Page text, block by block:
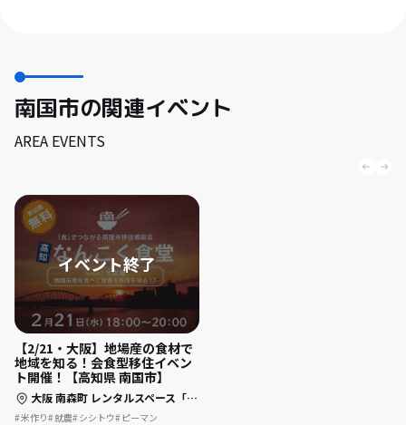
南国市の関連イベント
AREA EVENTS
【2/21・大阪】地場産の食材で
地域を知る！会食型移住イベン
ト開催！【高知県 南国市】
大阪 南森町 レンタルスペース「UNO」 （大阪市北区天神西町2-13）
米作り 就農 シシトウ ピーマン